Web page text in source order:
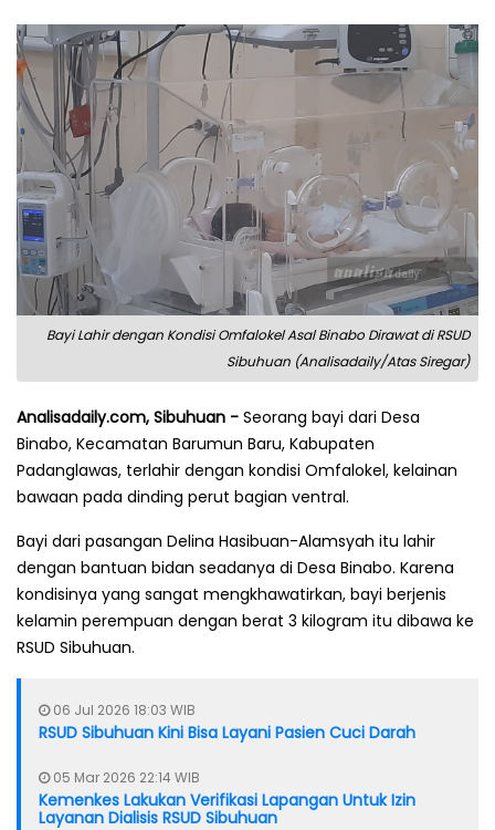
Bayi Lahir dengan Kondisi Omfalokel Asal Binabo Dirawat di RSUD
Sibuhuan (Analisadaily/Atas Siregar)
Analisadaily.com, Sibuhuan - Seorang bayi dari Desa
Binabo, Kecamatan Barumun Baru, Kabupaten
Padanglawas, terlahir dengan kondisi Omfalokel, kelainan
bawaan pada dinding perut bagian ventral.
Bayi dari pasangan Delina Hasibuan-Alamsyah itu lahir
dengan bantuan bidan seadanya di Desa Binabo. Karena
kondisinya yang sangat mengkhawatirkan, bayi berjenis
kelamin perempuan dengan berat 3 kilogram itu dibawa ke
RSUD Sibuhuan.
06 Jul 2026 18:03 WIB
RSUD Sibuhuan Kini Bisa Layani Pasien Cuci Darah
05 Mar 2026 22:14 WIB
Kemenkes Lakukan Verifikasi Lapangan Untuk Izin
Layanan Dialisis RSUD Sibuhuan